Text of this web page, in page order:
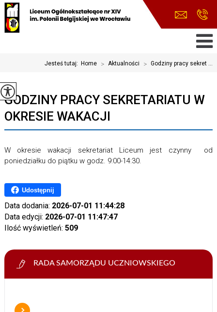
Jesteś tutaj: Home > Aktualności > Godziny pracy sekret ...
GODZINY PRACY SEKRETARIATU W
OKRESIE WAKACJI
W okresie wakacji sekretariat Liceum jest czynny od
poniedziałku do piątku w godz. 9:00-14:30.
Udostępnij
Data dodania: 2026-07-01 11:44:28
Data edycji: 2026-07-01 11:47:47
Ilość wyświetleń: 509
RADA SAMORZĄDU UCZNIOWSKIEGO